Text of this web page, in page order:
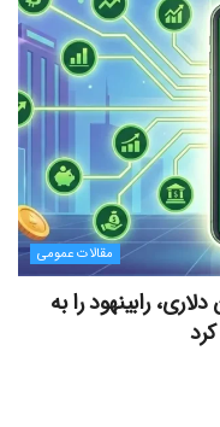
مقالات عمومی
۱۰۰ میلیون دلاری، رابینهود را به